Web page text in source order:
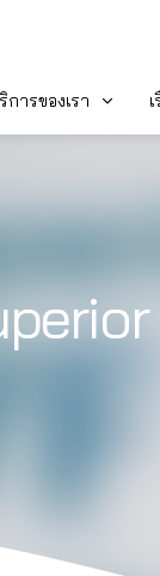
การของเรา